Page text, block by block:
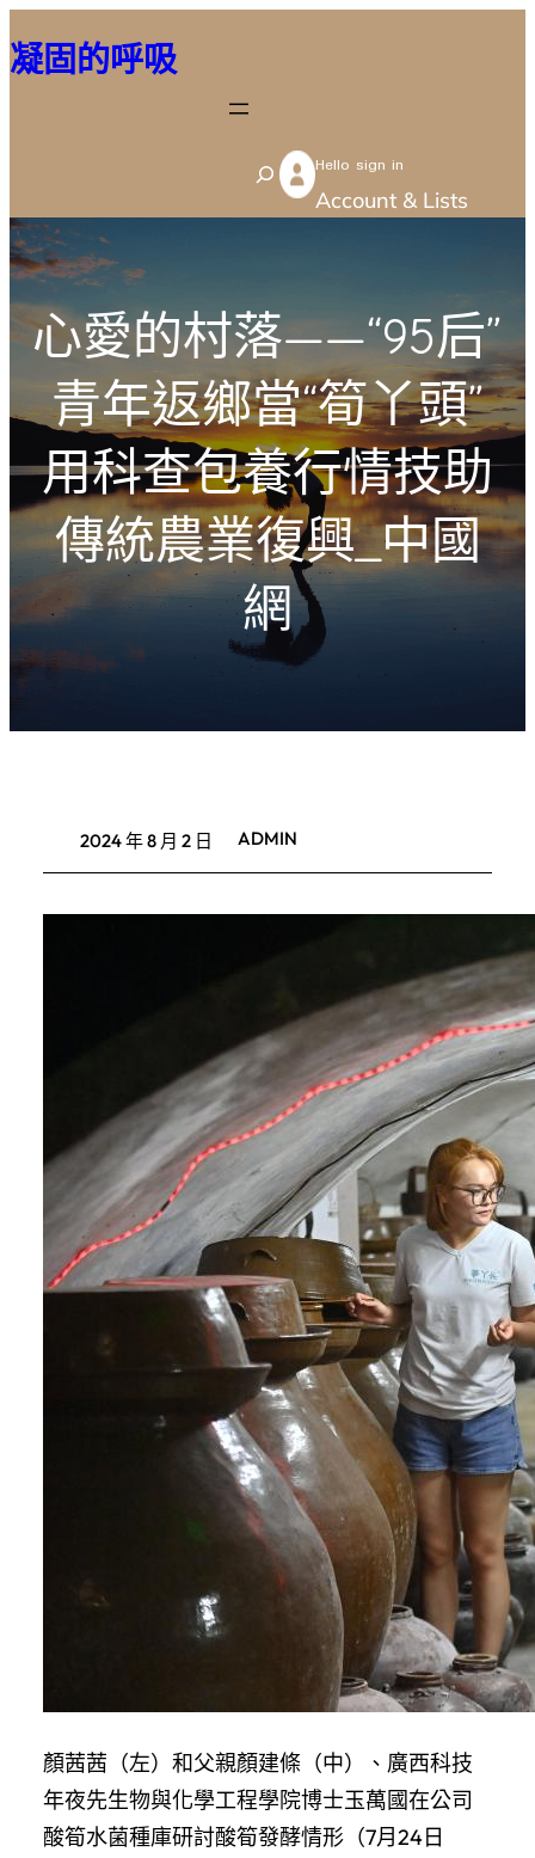
至
容
凝固的呼吸
S
e
c
h
Hello sign in
Account & Lists
心愛的村落——“95后”
青年返鄉當“筍丫頭”
用科查包養行情技助
傳統農業復興_中國
網
2024 年 8 月 2 日 ADMIN
顏茜茜（左）和父親顏建條（中）、廣西科技
年夜先生物與化學工程學院博士玉萬國在公司
酸筍水菌種庫研討酸筍發酵情形（7月24日